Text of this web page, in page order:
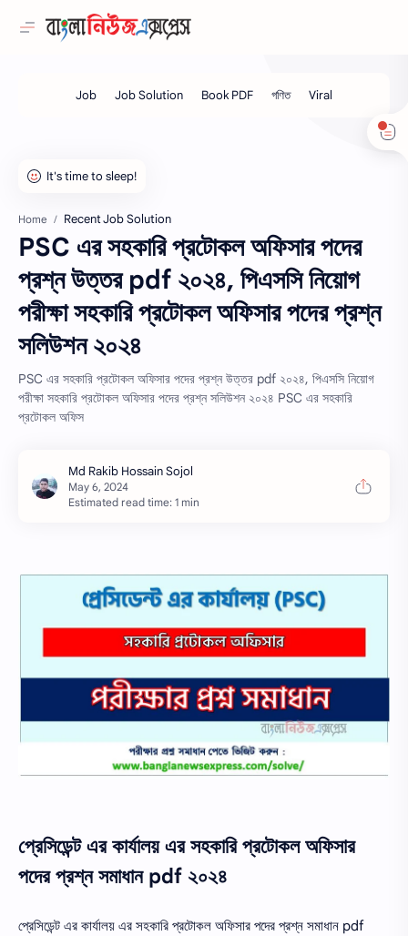
Home Recent Job Solution
PSC এর সহকারি প্রটোকল অফিসার পদের
প্রশ্ন উত্তর pdf ২০২৪, পিএসসি নিয়োগ
পরীক্ষা সহকারি প্রটোকল অফিসার পদের প্রশ্ন
সলিউশন ২০২৪
PSC এর সহকারি প্রটোকল অফিসার পদের প্রশ্ন উত্তর pdf ২০২৪, পিএসসি নিয়োগ
পরীক্ষা সহকারি প্রটোকল অফিসার পদের প্রশ্ন সলিউশন ২০২৪ PSC এর সহকারি
প্রটোকল অফিস
Estimated read time: 1 min
প্রেসিডেন্ট এর কার্যালয় এর সহকারি প্রটোকল অফিসার
পদের প্রশ্ন সমাধান pdf ২০২৪
প্রেসিডেন্ট এর কার্যালয় এর সহকারি প্রটোকল অফিসার পদের প্রশ্ন সমাধান pdf